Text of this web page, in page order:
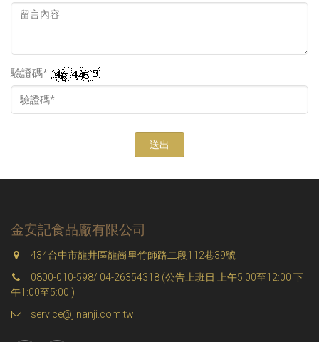
驗證碼*
送出
金安記食品廠有限公司
434台中市龍井區龍崗里竹師路二段112巷39號
0800-010-598/ 04-26354318 (公告上班日 上午5:00至12:00 下
午1:00至5:00 )
service@jinanji.com.tw